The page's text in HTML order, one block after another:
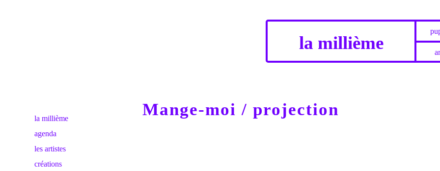
la millième
la millième
agenda
les artistes
créations
Mange-moi / projection